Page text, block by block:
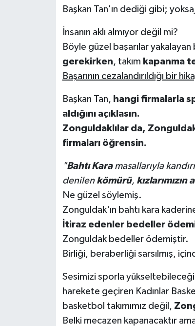
Başkan Tan'ın dediği gibi; yoksa
İnsanın aklı almıyor değil mi?
Böyle güzel başarılar yakalayan
gerekirken, takım kapanma
Başarının cezalandırıldığı bir
Başkan Tan, hangi firmalarla
aldığını açıklasın.
Zonguldaklılar da,
firmaları öğrensin.
"Bahtı Karamasallarıyla
denilen kömürü, kızlarımızın
Ne güzel söylemiş.
Zonguldak'ın bahtı kara
İtiraz edenler bedeller
Zonguldak bedeller ödemiştir.
Birliği, beraberliği sarsılmış,
Sesimizi sporla
harekete geçiren Kadınlar
basketbol takımımız değil,
Belki mecazen kapanacaktır